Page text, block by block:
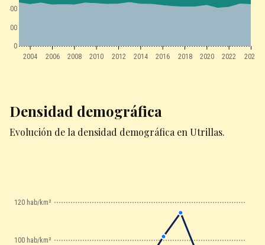
2004 2006 2008 2010 2012 2014 2016 2018 2020 2022 2024
0
200
400
Densidad demográfica
Evolución de la densidad demográfica en Utrillas.
100 hab/km²
120 hab/km²